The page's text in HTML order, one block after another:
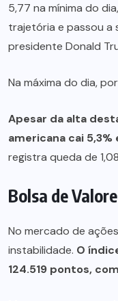
5,77 na mínima do
trajetória e passou a
presidente Donald
Na máxima do dia,
Apesar da alta
americana cai 5,3%
registra queda de
Bolsa de
No mercado de
instabilidade. O
124.519 pontos,